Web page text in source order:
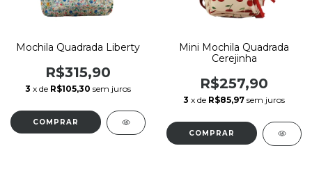
Mochila Quadrada Liberty
R$315,90
3 x de R$105,30 sem juros
Mini Mochila Quadrada
Cerejinha
R$257,90
3 x de R$85,97 sem juros